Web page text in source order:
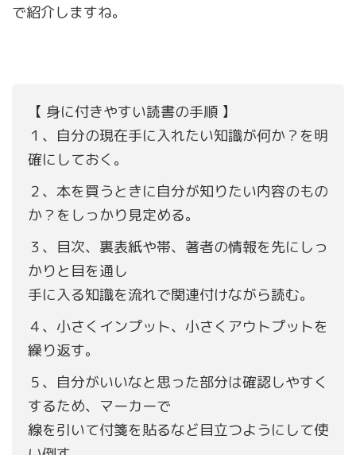
で紹介しますね。
【 身に付きやすい読書の手順 】
１、自分の現在手に入れたい知識が何か？を明
確にしておく。
２、本を買うときに自分が知りたい内容のもの
か？をしっかり見定める。
３、目次、裏表紙や帯、著者の情報を先にしっ
かりと目を通し
手に入る知識を流れで関連付けながら読む。
４、小さくインプット、小さくアウトプットを
繰り返す。
５、自分がいいなと思った部分は確認しやすく
するため、マーカーで
線を引いて付箋を貼るなど目立つようにして使